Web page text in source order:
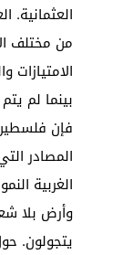
من مختلف
الامتيازات
بينما لم
فإن
المصادر
الغربية
وأرض بلا
يتجولون.